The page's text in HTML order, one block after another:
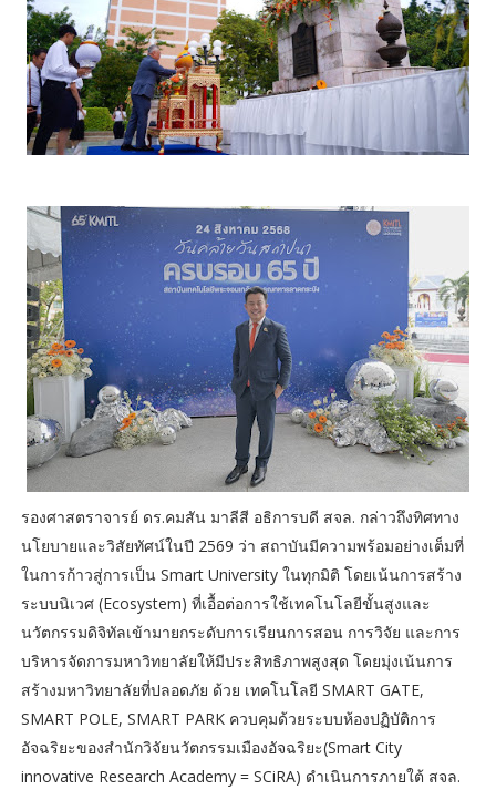
รองศาสตราจารย์ ดร.คมสัน มาลีสี อธิการบดี สจล. กล่าวถึงทิศทาง
นโยบายและวิสัยทัศน์ในปี 2569 ว่า สถาบันมีความพร้อมอย่างเต็มที่
ในการก้าวสู่การเป็น Smart University ในทุกมิติ โดยเน้นการสร้าง
ระบบนิเวศ (Ecosystem) ที่เอื้อต่อการใช้เทคโนโลยีขั้นสูงและ
นวัตกรรมดิจิทัลเข้ามายกระดับการเรียนการสอน การวิจัย และการ
บริหารจัดการมหาวิทยาลัยให้มีประสิทธิภาพสูงสุด โดยมุ่งเน้นการ
สร้างมหาวิทยาลัยที่ปลอดภัย ด้วย เทคโนโลยี SMART GATE,
SMART POLE, SMART PARK ควบคุมด้วยระบบห้องปฏิบัติการ
อัจฉริยะของสำนักวิจัยนวัตกรรมเมืองอัจฉริยะ(Smart City
innovative Research Academy = SCiRA) ดำเนินการภายใต้ สจล.